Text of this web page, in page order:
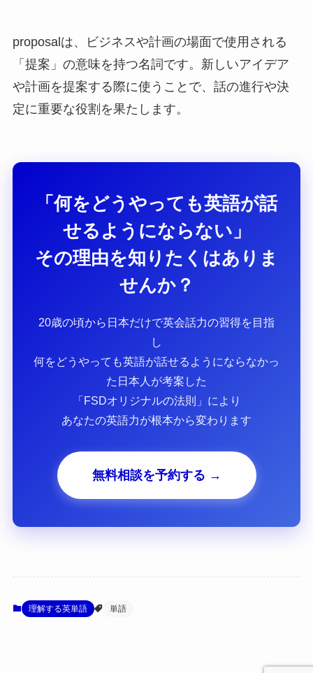
proposalは、ビジネスや計画の場面で使用される
「提案」の意味を持つ名詞です。新しいアイデア
や計画を提案する際に使うことで、話の進行や決
定に重要な役割を果たします。
「何をどうやっても英語が話
せるようにならない」
その理由を知りたくはありま
せんか？
20歳の頃から日本だけで英会話力の習得を目指
し
何をどうやっても英語が話せるようにならなかっ
た日本人が考案した
「FSDオリジナルの法則」により
あなたの英語力が根本から変わります
無料相談を予約する →
理解する英単語 単語